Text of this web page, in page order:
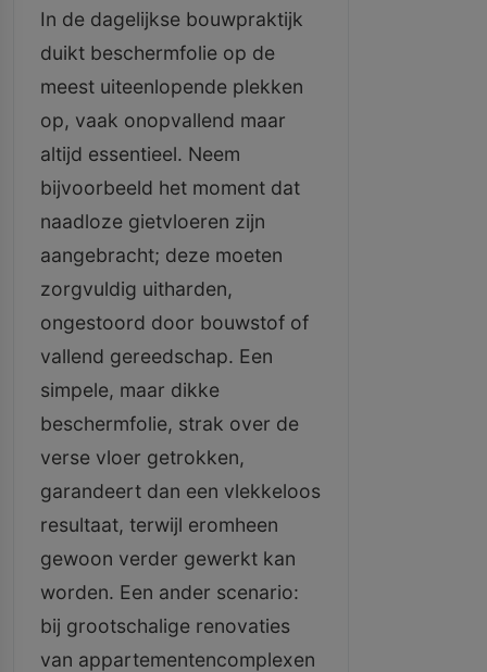
In de dagelijkse bouwpraktijk
duikt beschermfolie op de
meest uiteenlopende plekken
op, vaak onopvallend maar
altijd essentieel. Neem
bijvoorbeeld het moment dat
naadloze gietvloeren zijn
aangebracht; deze moeten
zorgvuldig uitharden,
ongestoord door bouwstof of
vallend gereedschap. Een
simpele, maar dikke
beschermfolie, strak over de
verse vloer getrokken,
garandeert dan een vlekkeloos
resultaat, terwijl eromheen
gewoon verder gewerkt kan
worden. Een ander scenario:
bij grootschalige renovaties
van appartementencomplexen